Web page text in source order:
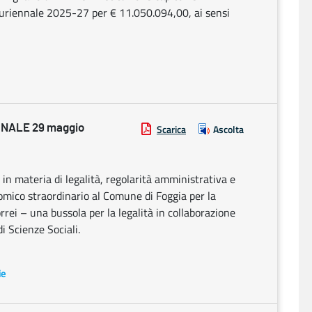
2025-27 per € 11.050.094,00, ai sensi
29 maggio Scarica Ascolta
in materia di legalità, regolarità amministrativa e
straordinario al Comune di Foggia per la
– una bussola per la legalità in collaborazione
Scienze Sociali.